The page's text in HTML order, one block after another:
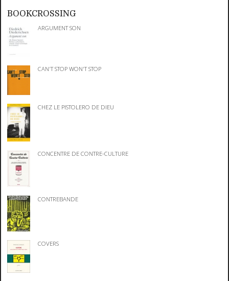
BOOKCROSSING
ARGUMENT SON
CAN'T STOP WON'T STOP
CHEZ LE PISTOLERO DE DIEU
CONCENTRE DE CONTRE-CULTURE
CONTREBANDE
COVERS